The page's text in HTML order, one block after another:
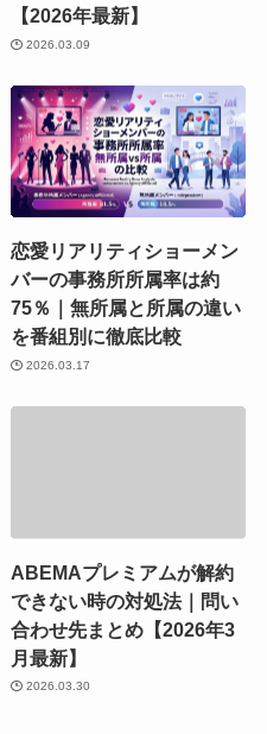
【2026年最新】
2026.03.09
恋愛リアリティショーメン
バーの事務所所属率は約
75％｜無所属と所属の違い
を番組別に徹底比較
2026.03.17
ABEMAプレミアムが解約
できない時の対処法｜問い
合わせ先まとめ【2026年3
月最新】
2026.03.30